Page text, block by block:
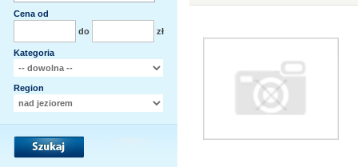
Cena od
do
zł
Kategoria
Region